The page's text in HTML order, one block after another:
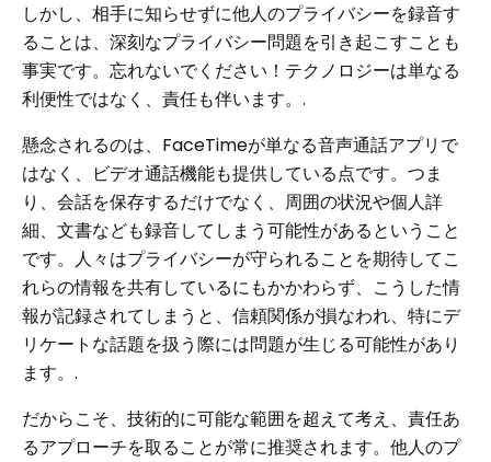
しかし、相手に知らせずに他人のプライバシーを録音す
ることは、深刻なプライバシー問題を引き起こすことも
事実です。忘れないでください！テクノロジーは単なる
利便性ではなく、責任も伴います。.
懸念されるのは、FaceTimeが単なる音声通話アプリで
はなく、ビデオ通話機能も提供している点です。つま
り、会話を保存するだけでなく、周囲の状況や個人詳
細、文書なども録音してしまう可能性があるということ
です。人々はプライバシーが守られることを期待してこ
れらの情報を共有しているにもかかわらず、こうした情
報が記録されてしまうと、信頼関係が損なわれ、特にデ
リケートな話題を扱う際には問題が生じる可能性があり
ます。.
だからこそ、技術的に可能な範囲を超えて考え、責任あ
るアプローチを取ることが常に推奨されます。他人のプ